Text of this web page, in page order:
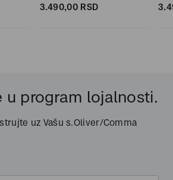
3.490,00 RSD
u program lojalnosti.
uz Vašu s.Oliver/Comma